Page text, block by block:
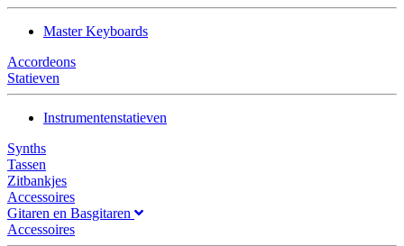
Master Keyboards
Accordeons
Statieven
Instrumentenstatieven
Synths
Tassen
Zitbankjes
Accessoires
Gitaren en Basgitaren
Accessoires